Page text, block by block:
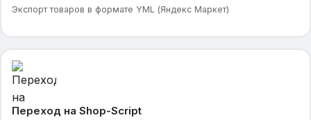
Экспорт товаров в формате YML (Яндекс Маркет)
Переход на Shop-Script